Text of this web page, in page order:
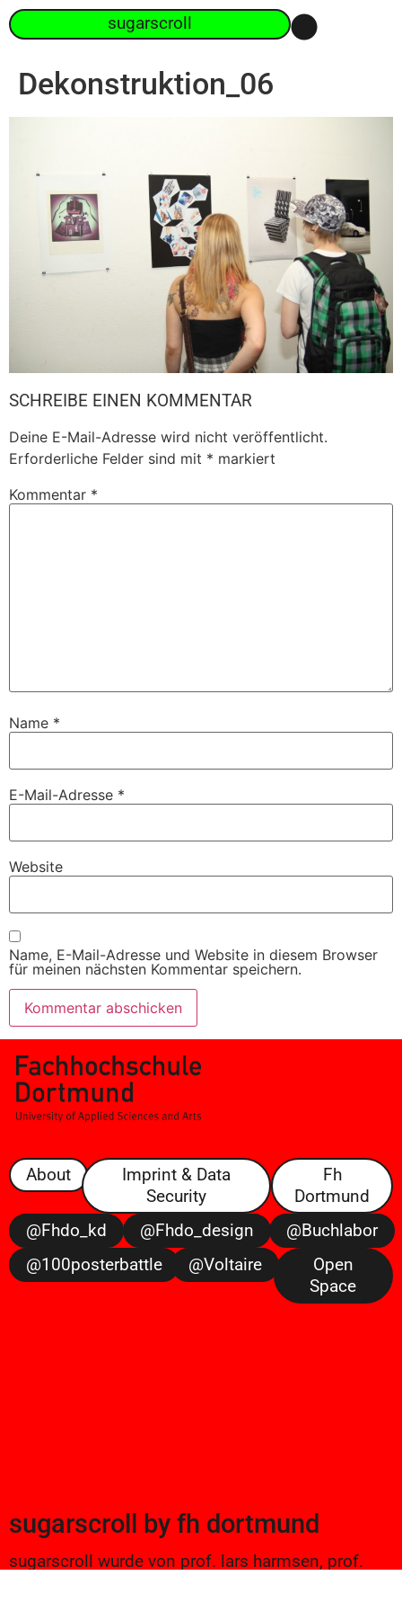
sugarscroll
Dekonstruktion_06
SCHREIBE EINEN KOMMENTAR
Deine E-Mail-Adresse wird nicht veröffentlicht.
Erforderliche Felder sind mit * markiert
Kommentar *
Name *
E-Mail-Adresse *
Website
Name, E-Mail-Adresse und Website in diesem Browser
für meinen nächsten Kommentar speichern.
About
Imprint & Data
Security
Fh
Dortmund
@fhdo_kd
@fhdo_design
@buchlabor
@100posterbattle
@voltaire
Open
Space
sugarscroll by fh dortmund
sugarscroll wurde von prof. lars harmsen, prof.